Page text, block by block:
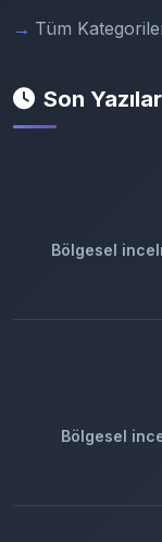
Tüm
Son Yazılar
Bölgesel
Bölgesel